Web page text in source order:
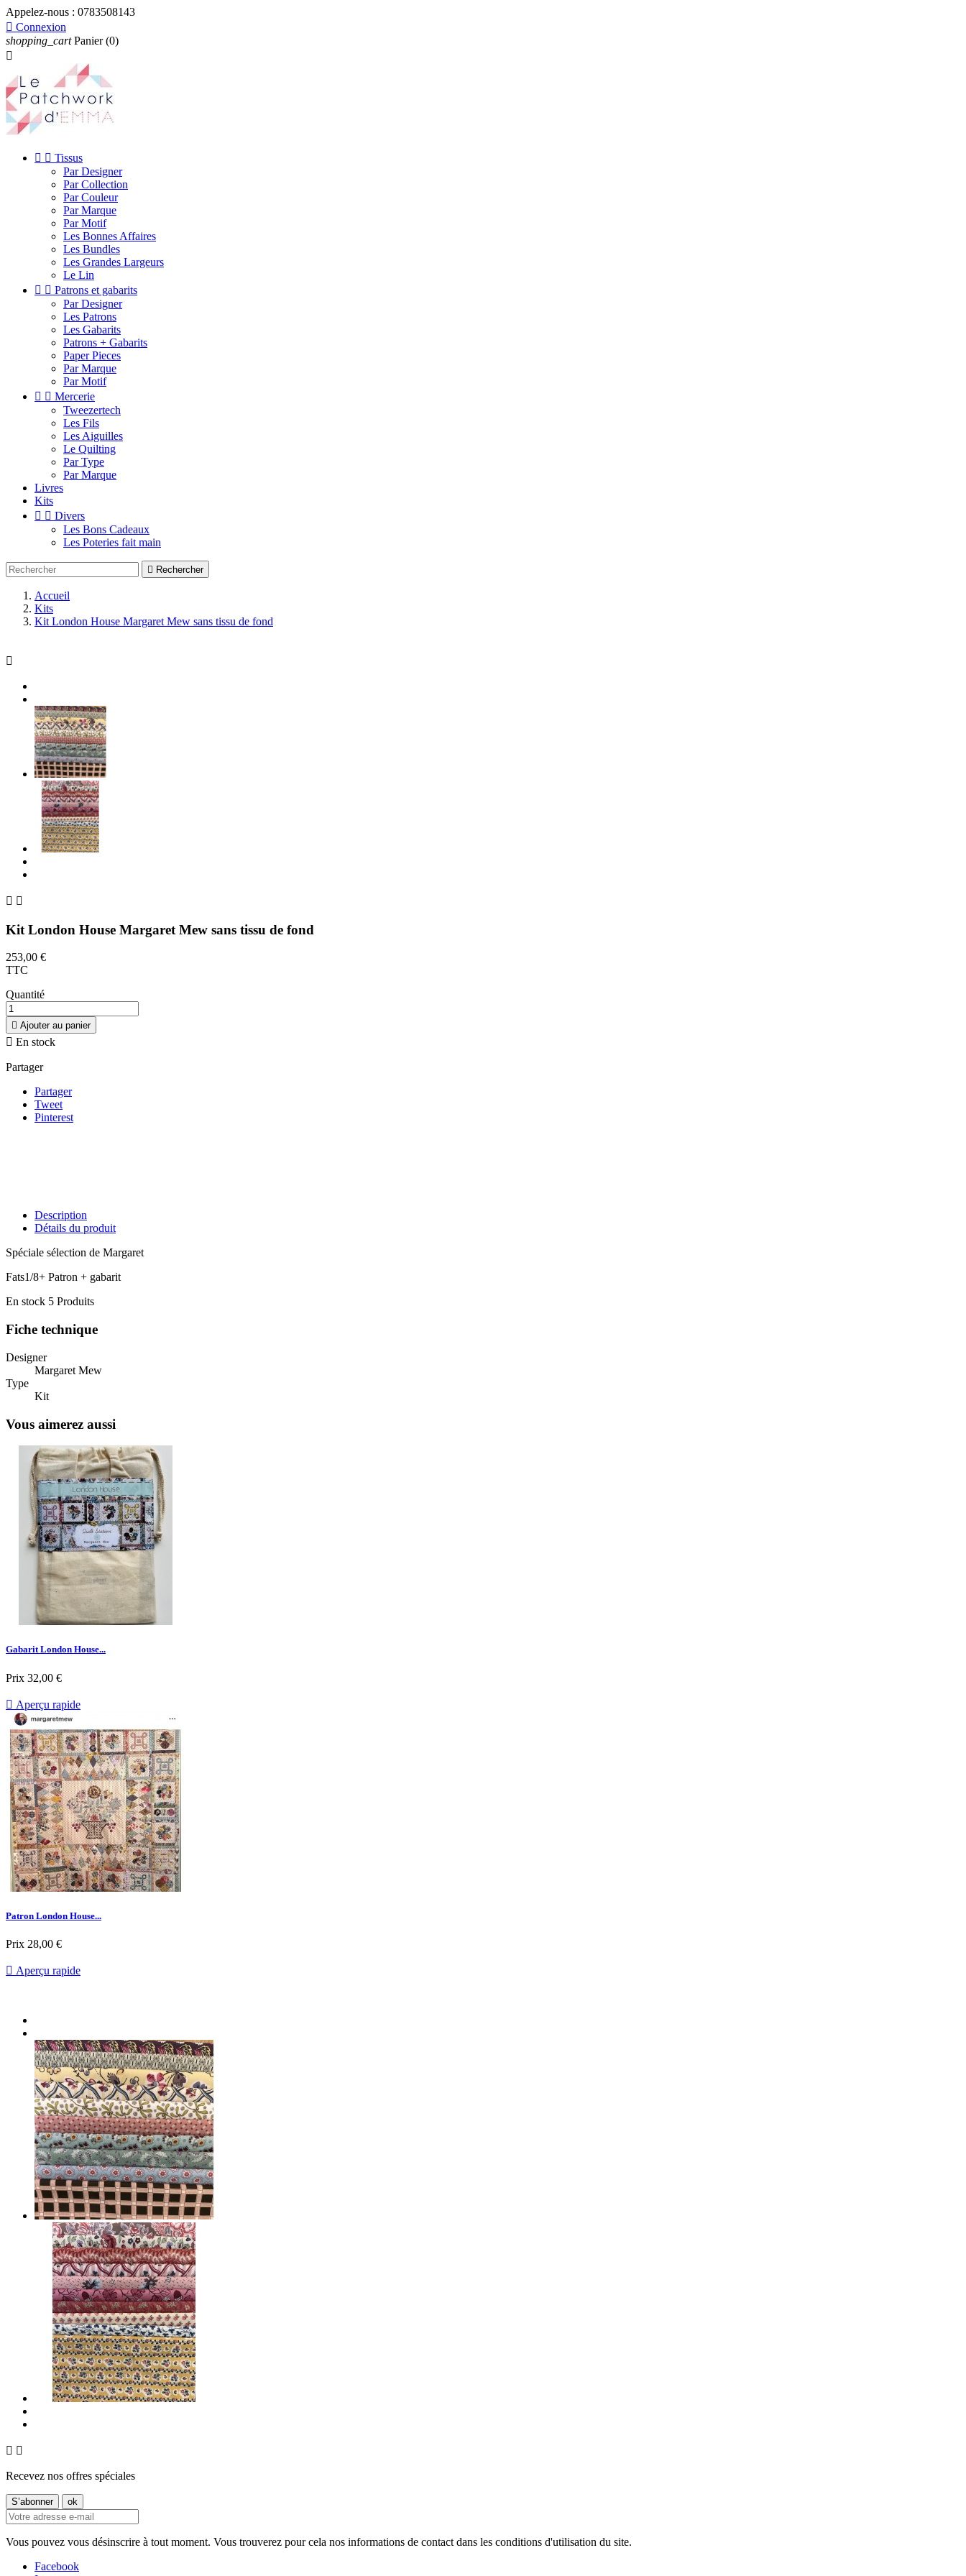
Appelez-nous : 0783508143
 Connexion
shopping_cart Panier (0)

  Tissus
Par Designer
Par Collection
Par Couleur
Par Marque
Par Motif
Les Bonnes Affaires
Les Bundles
Les Grandes Largeurs
Le Lin
  Patrons et gabarits
Par Designer
Les Patrons
Les Gabarits
Patrons + Gabarits
Paper Pieces
Par Marque
Par Motif
  Mercerie
Tweezertech
Les Fils
Les Aiguilles
Le Quilting
Par Type
Par Marque
Livres
Kits
  Divers
Les Bons Cadeaux
Les Poteries fait main
 Rechercher
Accueil
Kits
Kit London House Margaret Mew sans tissu de fond

 
Kit London House Margaret Mew sans tissu de fond
253,00 €
TTC
Quantité
 Ajouter au panier
 En stock
Partager
Partager
Tweet
Pinterest
Description
Détails du produit
Spéciale sélection de Margaret
Fats1/8+ Patron + gabarit
En stock 5 Produits
Fiche technique
Designer
Margaret Mew
Type
Kit
Vous aimerez aussi
Gabarit London House...
Prix 32,00 €
 Aperçu rapide
Patron London House...
Prix 28,00 €
 Aperçu rapide
 
Recevez nos offres spéciales
Vous pouvez vous désinscrire à tout moment. Vous trouverez pour cela nos informations de contact dans les conditions d'utilisation du site.
Facebook